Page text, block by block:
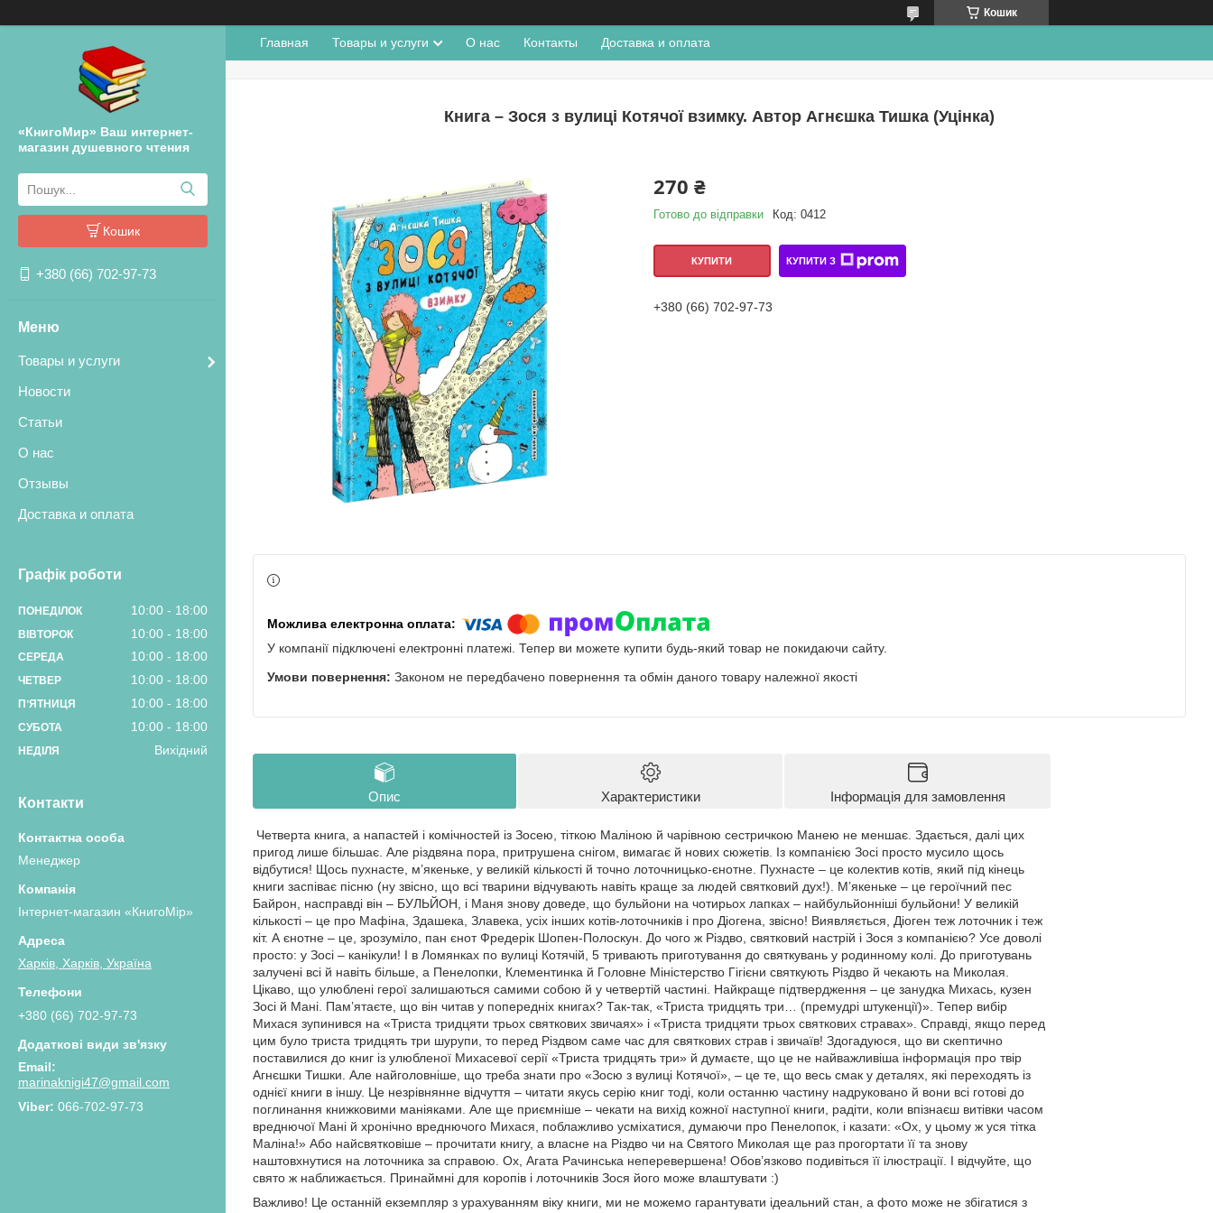
Кошик
«КнигоМир» Ваш интернет-
магазин душевного чтения
Кошик
+380 (66) 702-97-73
Товары и услуги
Новости
Статьи
О нас
Отзывы
Доставка и оплата
Графік роботи
ПОНЕДІЛОК 10:00 18:00
ВІВТОРОК 10:00 18:00
СЕРЕДА 10:00 18:00
ЧЕТВЕР 10:00 18:00
ПʼЯТНИЦЯ 10:00 18:00
СУБОТА 10:00 18:00
НЕДІЛЯ Вихідний
Контакти
Менеджер
Інтернет-магазин «КнигоМір»
Харків, Харків, Україна
+380 (66) 702-97-73
marinaknigi47@gmail.com
066-702-97-73
Главная Товары и услуги О нас Контакты Доставка и оплата
Книга – Зося з вулиці Котячої взимку. Автор Агнєшка Тишка (Уцінка)
270 ₴
Готово до відправки Код: 0412
КУПИТИ КУПИТИ З
+380 (66) 702-97-73
У компанії підключені електронні платежі. Тепер ви можете купити будь-який товар не покидаючи сайту.
Законом не передбачено повернення та обмін даного товару належної якості
Опис Характеристики Інформація для замовлення
Четверта книга, а напастей і комічностей із Зосею, тіткою Маліною й чарівною сестричкою Манею не меншає. Здається, далі цих
пригод лише більшає. Але різдвяна пора, притрушена снігом, вимагає й нових сюжетів. Із компанією Зосі просто мусило щось
відбутися! Щось пухнасте, м’якеньке, у великій кількості й точно лоточницько-єнотне. Пухнасте – це колектив котів, який під кінець
книги заспіває пісню (ну звісно, що всі тварини відчувають навіть краще за людей святковий дух!). М’якеньке – це героїчний пес
Байрон, насправді він – БУЛЬЙОН, і Маня знову доведе, що бульйони на чотирьох лапках – найбульйонніші бульйони! У великій
кількості – це про Мафіна, Здашека, Злавека, усіх інших котів-лоточників і про Діогена, звісно! Виявляється, Діоген теж лоточник і теж
кіт. А єнотне – це, зрозуміло, пан єнот Фредерік Шопен-Полоскун. До чого ж Різдво, святковий настрій і Зося з компанією? Усе доволі
просто: у Зосі – канікули! І в Ломянках по вулиці Котячій, 5 тривають приготування до святкувань у родинному колі. До приготувань
залучені всі й навіть більше, а Пенелопки, Клементинка й Головне Міністерство Гігієни святкують Різдво й чекають на Миколая.
Цікаво, що улюблені герої залишаються самими собою й у четвертій частині. Найкраще підтвердження – це занудка Михась, кузен
Зосі й Мані. Пам’ятаєте, що він читав у попередніх книгах? Так-так, «Триста тридцять три… (премудрі штукенції)». Тепер вибір
Михася зупинився на «Триста тридцяти трьох святкових звичаях» і «Триста тридцяти трьох святкових стравах». Справді, якщо перед
цим було триста тридцять три шурупи, то перед Різдвом саме час для святкових страв і звичаїв! Здогадуюся, що ви скептично
поставилися до книг із улюбленої Михасевої серії «Триста тридцять три» й думаєте, що це не найважливіша інформація про твір
Агнєшки Тишки. Але найголовніше, що треба знати про «Зосю з вулиці Котячої», – це те, що весь смак у деталях, які переходять із
однієї книги в іншу. Це незрівнянне відчуття – читати якусь серію книг тоді, коли останню частину надруковано й вони всі готові до
поглинання книжковими маніяками. Але ще приємніше – чекати на вихід кожної наступної книги, радіти, коли впізнаєш витівки часом
вреднючої Мані й хронічно вреднючого Михася, поблажливо усміхатися, думаючи про Пенелопок, і казати: «Ох, у цьому ж уся тітка
Маліна!» Або найсвятковіше – прочитати книгу, а власне на Різдво чи на Святого Миколая ще раз прогортати її та знову
наштовхнутися на лоточника за справою. Ох, Агата Рачинська неперевершена! Обов’язково подивіться її ілюстрації. І відчуйте, що
свято ж наближається. Принаймні для коропів і лоточників Зося його може влаштувати :)
Важливо! Це останній екземпляр з урахуванням віку книги, ми не можемо гарантувати ідеальний стан, а фото може не збігатися з